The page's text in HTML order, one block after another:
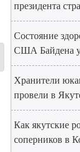
президента
Состояние
США Байдена
Хранители
провели в
Как якутские
соперников в